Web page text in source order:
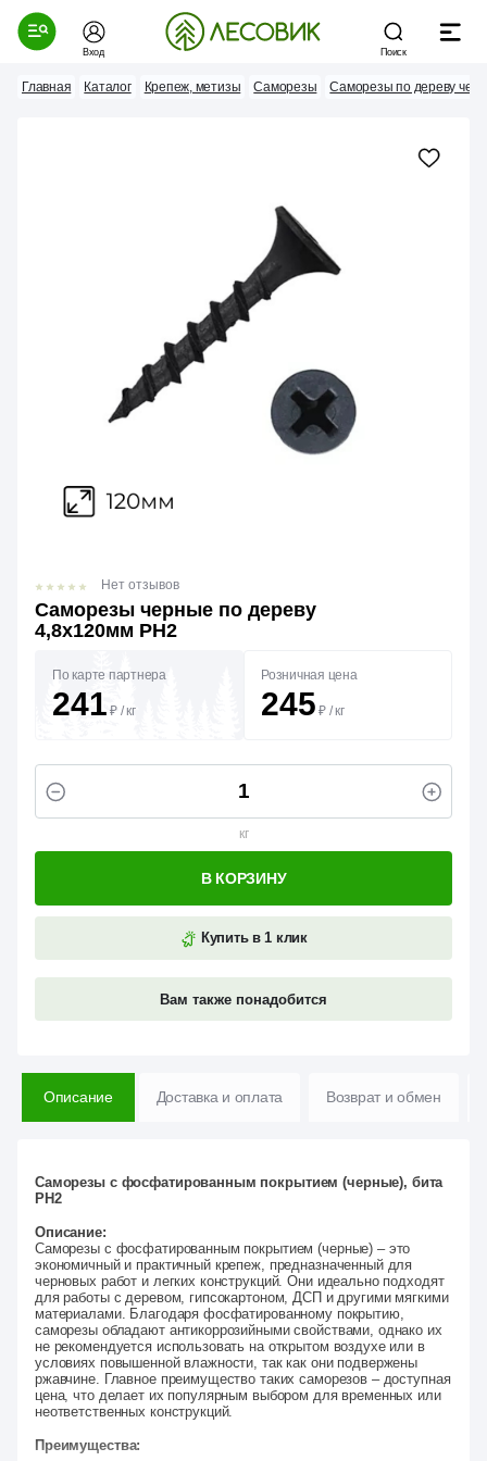
Вход Поиск
Главная Каталог Крепеж, метизы Саморезы Саморезы по дереву
Саморезы черные по дереву
4,8х120мм PH2
Нет отзывов
По карте партнера
241 ₽ /кг
Розничная цена
245 ₽ /кг
кг
Купить в 1 клик
Вам также понадобится
В КОРЗИНУ
Описание Доставка и оплата Возврат и обмен
Саморезы с фосфатированным покрытием (черные), бита
PH2
Описание:
Саморезы с фосфатированным покрытием (черные) – это
экономичный и практичный крепеж, предназначенный для
черновых работ и легких конструкций. Они идеально подходят
для работы с деревом, гипсокартоном, ДСП и другими мягкими
материалами. Благодаря фосфатированному покрытию,
саморезы обладают антикоррозийными свойствами, однако их
не рекомендуется использовать на открытом воздухе или в
условиях повышенной влажности, так как они подвержены
ржавчине. Главное преимущество таких саморезов – доступная
цена, что делает их популярным выбором для временных или
неответственных конструкций.
Преимущества: